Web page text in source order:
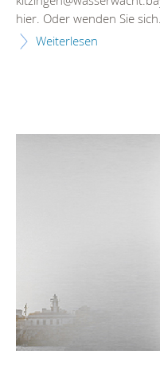
hier. Oder wenden Sie
Weiterlesen